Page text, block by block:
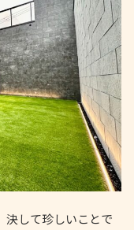
決して珍しいことで